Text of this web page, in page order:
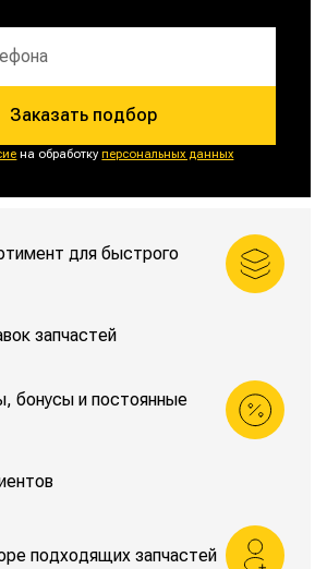
Заказать подбор
на обработкуперсональных данных
для быстрого
запчастей
бонусы и постоянные
подходящих запчастей